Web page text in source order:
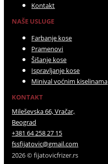
Kontakt
NAŠE USLUGE
Farbanje kose
Pramenovi
Šišanje kose
Ispravljanje kose
Minival voćnim kiselinama
KONTAKT
Mileševska 66, Vračar,
Beograd
+381 64 258 27 15
fssfijatovic@gmail.com
2026 © fijatovicfrizer.rs